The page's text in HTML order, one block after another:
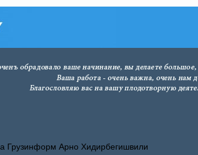
Грузинформ Арно Хидирбегишвили